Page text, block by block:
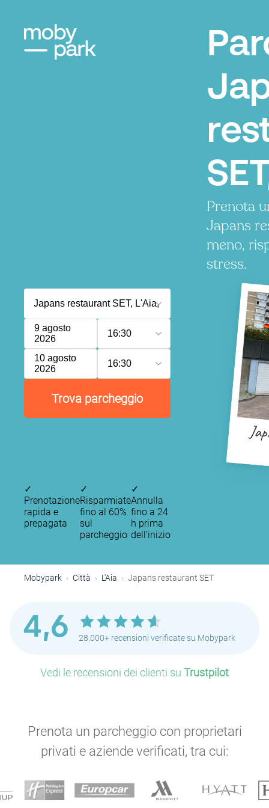
Prenota
Japans
meno,
stress.
9 agosto
2026
16:30
10 agosto
2026
16:30
Trova parcheggio
✓
Prenotazione
rapida e
prepagata
✓
Risparmiate
fino al 60%
sul
parcheggio
✓
Annulla
fino a 24
h prima
dell’inizio
Mobypark Città L'Aia Japans restaurant SET
4,6 28.000+ recensioni verificate su Mobypark
Vedi le recensioni dei clienti su Trustpilot
Prenota un parcheggio con proprietari
privati e aziende verificati, tra cui: